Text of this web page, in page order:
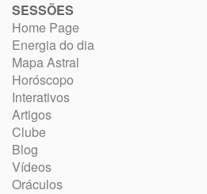
SESSÕES
Home Page
Energia do dia
Mapa Astral
Horóscopo
Interativos
Artigos
Clube
Blog
Vídeos
Oráculos